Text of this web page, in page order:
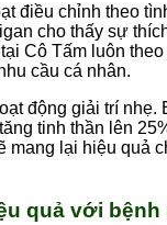
điều chỉnh theo
cho thấy sự
Cô Tấm luôn
cầu cá nhân.
động giải trí nhẹ.
tinh thần lên
mang lại hiệu quả
quả với bệnh